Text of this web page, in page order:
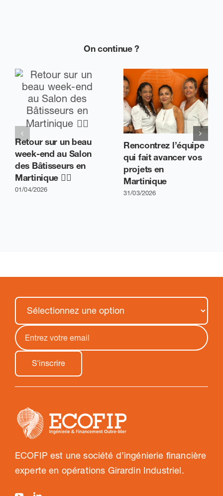
On continue ?
Retour sur un beau
week-end au Salon
des Bâtisseurs en
Martinique 👷‍♂️
01/04/2026
Rencontrez l’équipe
qui fait avancer vos
projets en
Martinique
31/03/2026
ECOFIP est une société d’ingénierie financière
experte en opérations Girardin Industriel.